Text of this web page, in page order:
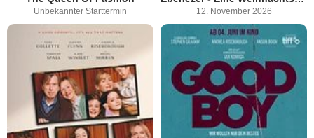
Unbekannter Starttermin 12. November 2026